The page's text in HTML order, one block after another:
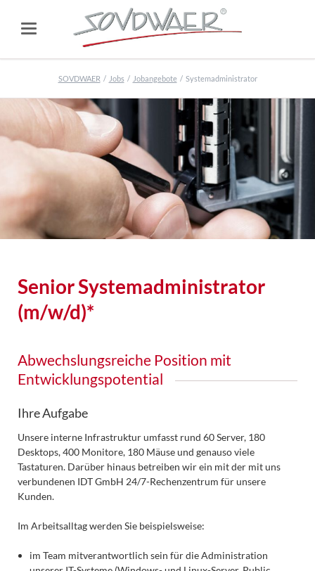
SOVDWAER Jobs Jobangebote Systemadministrator
Senior Systemadministrator
(m/w/d)*
Abwechslungsreiche Position mit
Entwicklungspotential
Ihre Aufgabe
Unsere interne Infrastruktur umfasst rund 60 Server, 180
Desktops, 400 Monitore, 180 Mäuse und genauso viele
Tastaturen. Darüber hinaus betreiben wir ein mit der mit uns
verbundenen IDT GmbH 24/7-Rechenzentrum für unsere
Kunden.
Im Arbeitsalltag werden Sie beispielsweise:
im Team mitverantwortlich sein für die Administration